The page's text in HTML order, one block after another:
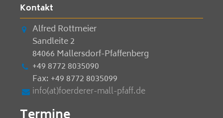
Kontakt
Alfred Rottmeier
Sandleite 2
84066 Mallersdorf-Pfaffenberg
+49 8772 8035090
Fax: +49 8772 8035099
info(at)foerderer-mall-pfaff.de